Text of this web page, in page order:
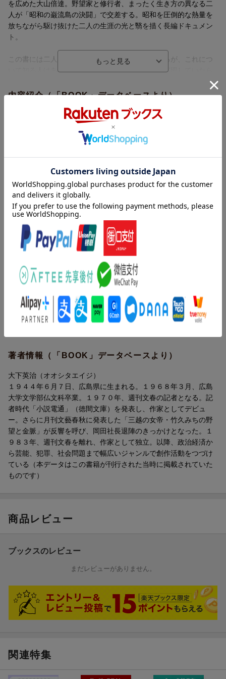
を広めた大山倍達。野望家と修行者、まったく生き方の異なる二
人が「昭和の巌流島の決闘」で交差する。昭和を圧倒的な熱量を
放ちながら駆け抜けた二人の生涯の光と翳を描く長編ドキュメン
ト。
この書には二人の邂逅、友情、遺恨が書かれているが、これにつ
いて知る人はあまり多くない。二人の対決がもし実現していたら
と思いを巡らすのは、格闘技を愛するものとしてはいつの時代で
も胸を沸かせるだろう。年齢が1歳しか違わない二人はそれぞれ、
期の日本国民を歓喜乱舞させ、やがて怪物へと変貌していく。日
本の格闘技界に多大なる貢献をした両雄の語られることのなかっ
た生い立ち、そして政財界、裏社会を巻き込んで怪物となってい
その後二人の活躍、死を迎えるまでの劇的な人生を鋭くえぐり炙
り出している。この書における二人の生き様は昭和史の陽と陰を
語るにあたり、欠かすことのできないものである。格闘技愛好者
にとって必見の一冊である。
内容紹介（「BOOK」データベースより）
敗戦後、意気消沈する日本人に空手チョップで勇気と自信を取り
戻させた男、力道山。技の奥義を極め、世界中に「ゴッドハン
ド」を知らしめた大山倍達。二人の邂逅、友情、遺恨そして共に
はどちらか？裁くレフェリーはあなただ！
目次（「BOOK」データベースより）
プロローグ 力道山と大山倍達、ハワイでの邂逅ー空手チョップ
誕生秘話（昭和二十七年〜二十八年）／第１章 真夜中の断髪式
ー力道山、角界を去る（大正十三年〜昭和二十五年）／第２章
喧嘩無頼のカラテ屋ー大山倍達、出撃前に玉音放送を聞く（大正
十二年〜昭和二十年）／第３章 プロレス前夜ー力道山、渡米す
（昭和二十五年〜二十七年）／第４章 “辻殴り”の空手家ー大山倍
達、山に籠る（昭和二十年〜二十四年）／第５章 戦後復興の輝
ける星ー力道山対シャープ兄弟に日本全国が熱狂（昭和二十八
年〜二十九年）／第６章 『ゴッド・ハンド』誕生ー大山倍達、
カラテで全米を行脚する（昭和二十六年〜二十八年）／第７章
昭和巌流島の血闘ー大山倍達、力道山の奸計に激怒する（昭和二
大山倍達、南米、アジア、ヨーロッパを廻る（昭和三十年〜三十
法（昭和三十一年〜三十七年）／第１１章 未完の夢ー力道山、
刺される（昭和三十六年〜三十八年）／第１２章 虎は死して皮
を残すー極真空手の隆盛と倍達の死（昭和三十八年〜平成六年）
著者情報（「BOOK」データベースより）
大下英治（オオシタエイジ）
１９４４年６月７日、広島県に生まれる。１９６８年３月、広島
大学文学部仏文科卒業。１９７０年、週刊文春の記者となる。記
者時代「小説電通」（徳間文庫）を発表し、作家としてデビュ
ー。さらに月刊文藝春秋に発表した「三越の女帝・竹久みちの野
望と金脈」が反響を呼び、岡田社長退陣のきっかけとなった。１
９８３年、週刊文春を離れ、作家として独立。以降、政治経済か
ら芸能、犯罪、社会問題まで幅広いジャンルで創作活動をつづけ
ている（本データはこの書籍が刊行された当時に掲載されていた
ものです）
商品レビュー
ブックスのレビュー
まだレビューがありません。
関連特集